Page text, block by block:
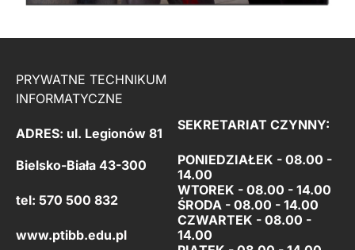
PRYWATNE TECHNIKUM
INFORMATYCZNE
ADRES: ul. Legionów 81
Bielsko-Biała 43-300
tel: 570 500 832
www.ptibb.edu.pl
SEKRETARIAT CZYNNY:
PONIEDZIAŁEK - 08.00 -
14.00
WTOREK - 08.00 - 14.00
ŚRODA - 08.00 - 14.00
CZWARTEK - 08.00 -
14.00